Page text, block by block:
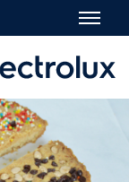
Toggle
navigation